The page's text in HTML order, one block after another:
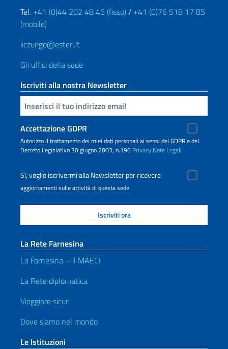
Tel. +41 (0)44 202 48 46 (fisso) / +41 (0)76 518 17 85
(mobile)
iiczurigo@esteri.it
Gli uffici della sede
Iscriviti alla nostra Newsletter
Inserisci la tua email
Accettazione GDPR
Autorizzo il trattamento dei miei dati personali ai sensi del GDPR e del
Decreto Legislativo 30 giugno 2003, n.196 Privacy Note Legali
Sì, voglio iscrivermi alla Newsletter per ricevere
aggiornamenti sulle attività di questa sede
La Rete Farnesina
La Farnesina – il MAECI
La Rete diplomatica
Viaggiare sicuri
Dove siamo nel mondo
Le Istituzioni